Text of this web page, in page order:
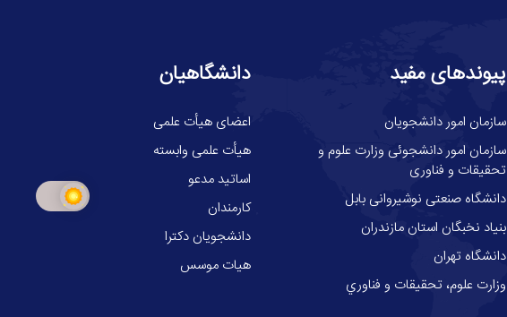
پیوندهای مفید
سازمان امور دانشجویان
سازمان امور دانشجوئی وزارت علوم و
تحقیقات و فناوری
دانشگاه صنعتی نوشیروانی بابل
بنیاد نخبگان استان مازندران
دانشگاه تهران
وزارت علوم، تحقيقات و فناوري
دانشگاهیان
اعضای هیأت علمی
هیأت علمی وابسته
اساتید مدعو
کارمندان
دانشجویان دکترا
هیات موسس